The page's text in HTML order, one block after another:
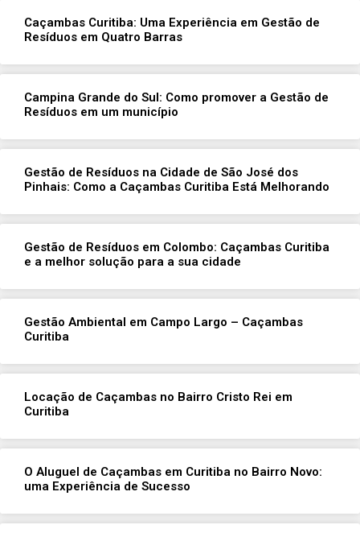
Caçambas Curitiba: Uma Experiência em Gestão de
Resíduos em Quatro Barras
Campina Grande do Sul: Como promover a Gestão de
Resíduos em um município
Gestão de Resíduos na Cidade de São José dos
Pinhais: Como a Caçambas Curitiba Está Melhorando
Gestão de Resíduos em Colombo: Caçambas Curitiba
e a melhor solução para a sua cidade
Gestão Ambiental em Campo Largo – Caçambas
Curitiba
Locação de Caçambas no Bairro Cristo Rei em
Curitiba
O Aluguel de Caçambas em Curitiba no Bairro Novo:
uma Experiência de Sucesso